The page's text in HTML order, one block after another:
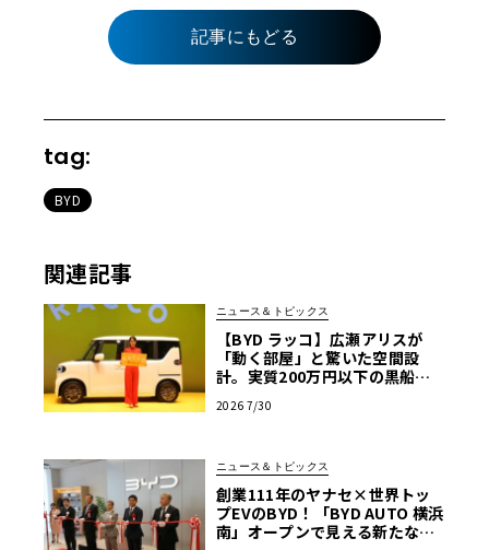
記事にもどる
tag:
BYD
関連記事
ニュース＆トピックス
【BYD ラッコ】広瀬アリスが
「動く部屋」と驚いた空間設
計。実質200万円以下の黒船ス
2026 7/30
ニュース＆トピックス
創業111年のヤナセ×世界トッ
プEVのBYD！「BYD AUTO 横浜
南」オープンで見える新たなク